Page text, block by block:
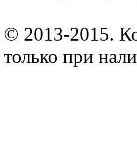
© 2013-2015.
только при